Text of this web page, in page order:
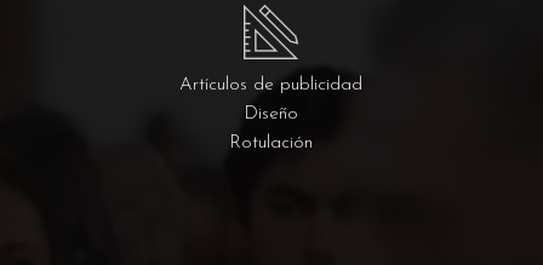
Artículos de publicidad
Diseño
Rotulación